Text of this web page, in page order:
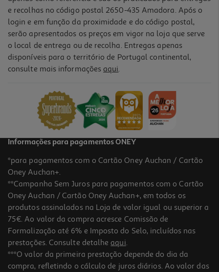
Selador Pontas Kativa Total Plex 100 Ml
13,25 €
Máscara Novex Infusão De Colagénio 400ml
15.8 €/Lt
e recolhas no código postal 2650-435 Amadora. Após o
login e em função da proximidade e do código postal,
serão apresentados os preços em vigor na loja que serve
o local de entrega ou de recolha. Entregas apenas
disponíveis para o território de Portugal continental,
consulte mais informações aqui.
Informações para pagamentos ONEY
*para pagamentos com o Cartão Oney Auchan / Cartão
Oney Auchan+.
**Campanha Sem Juros para pagamentos com o Cartão
Oney Auchan / Cartão Oney Auchan+, em todos os
produtos assinalados na Loja de valor igual ou superior a
75€. Ao valor da compra acresce Comissão de
Formalização até 6% e Imposto do Selo, incluídos nas
prestações. Consulte detalhe aqui.
***O valor da primeira prestação depende do dia da
compra, refletindo o cálculo de juros diários. Ao valor das